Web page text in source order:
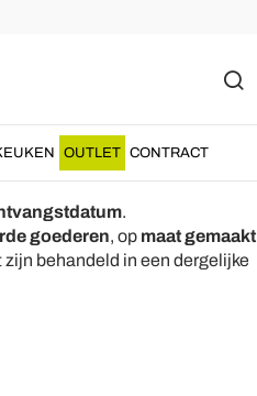
OUTLET CONTRACT
.
goederen, op maat gemaakt
zijn behandeld in een dergelijke